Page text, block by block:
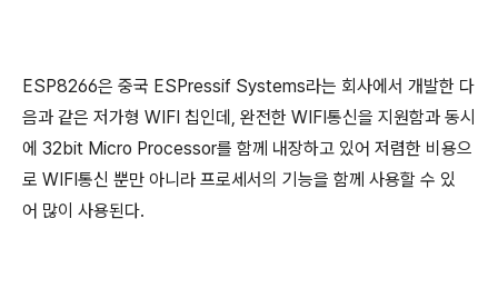
ESP8266은 중국 ESPressif Systems라는 회사에서 개발한 다
음과 같은 저가형 WIFI 칩인데, 완전한 WIFI통신을 지원함과 동시
에 32bit Micro Processor를 함께 내장하고 있어 저렴한 비용으
로 WIFI통신 뿐만 아니라 프로세서의 기능을 함께 사용할 수 있
어 많이 사용된다.